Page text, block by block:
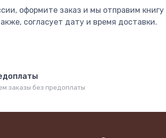
оформите заказ и мы отправим
согласует дату и время доставки.
заказы без предоплаты